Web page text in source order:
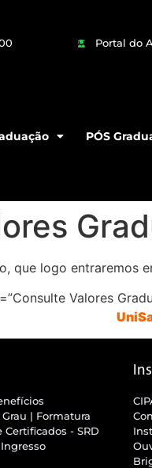
Portal do
PÓS
que logo entraremos
Valores
| Formatura
- SRD